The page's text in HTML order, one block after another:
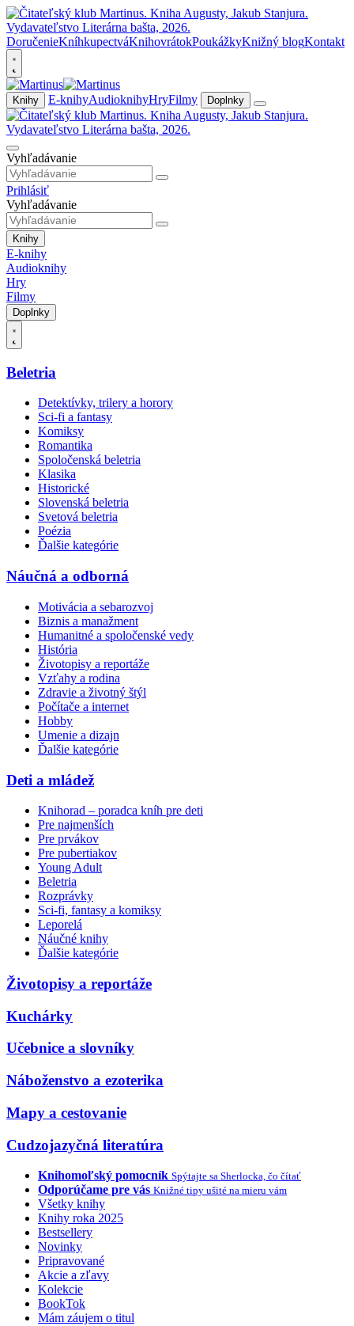
DoručenieKníhkupectváKnihovrátokPoukážkyKnižný blogKontakt
Knihy E-knihyAudioknihyHryFilmy Doplnky
Vyhľadávanie
Prihlásiť
Vyhľadávanie
Knihy
E-knihy
Audioknihy
Hry
Filmy
Doplnky
Beletria
Detektívky, trilery a horory
Sci-fi a fantasy
Komiksy
Romantika
Spoločenská beletria
Klasika
Historické
Slovenská beletria
Svetová beletria
Poézia
Ďalšie kategórie
Náučná a odborná
Motivácia a sebarozvoj
Biznis a manažment
Humanitné a spoločenské vedy
História
Životopisy a reportáže
Vzťahy a rodina
Zdravie a životný štýl
Počítače a internet
Hobby
Umenie a dizajn
Ďalšie kategórie
Deti a mládež
Knihorad – poradca kníh pre deti
Pre najmenších
Pre prvákov
Pre pubertiakov
Young Adult
Beletria
Rozprávky
Sci-fi, fantasy a komiksy
Leporelá
Náučné knihy
Ďalšie kategórie
Životopisy a reportáže
Kuchárky
Učebnice a slovníky
Náboženstvo a ezoterika
Mapy a cestovanie
Cudzojazyčná literatúra
Knihomoľský pomocník Spýtajte sa Sherlocka, čo čítať
Odporúčame pre vás Knižné tipy ušité na mieru vám
Všetky knihy
Knihy roka 2025
Bestsellery
Novinky
Pripravované
Akcie a zľavy
Kolekcie
BookTok
Mám záujem o titul